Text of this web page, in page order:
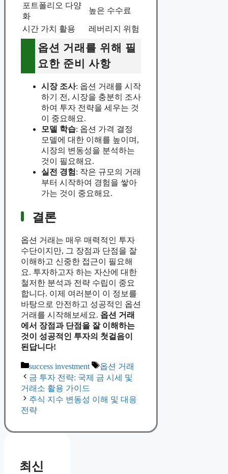
포트폴리오 다양
화
높은 수수료
시간 가치 활용 레버리지 위험
옵션 거래를 위해 필
요한 준비 사항
시장 조사: 옵션 거래를 시작
하기 전, 시장을 충분히 조사
하여 투자 전략을 세우는 것
이 중요해요.
모델 학습: 옵션 가격 결정
모델에 대한 이해를 높이며,
시장의 변동성을 분석하는
것이 필요해요.
실전 경험 : 작은 규모의 거래
부터 시작하여 경험을 쌓아
가는 것이 중요해요.
결론
옵션 거래는 매우 매력적인 투자
수단이지만, 그 장점과 단점을 잘
이해하고 신중한 접근이 필요해
요. 투자하고자 하는 자산에 대한
철저한 분석과 전략 수립이 중요
합니다. 이제 여러분이 이 정보를
바탕으로 안전하고 성공적인 옵션
거래를 시작해보세요. 옵션 거래
에서 장점과 단점을 잘 이해하는
것이 성공적인 투자의 첫걸음이
된답니다!
Categories
success investment Tags
옵션 거래
금 투자 전략: 국제 금 시세 및
거래소 활용 가이드
주식 지수 변동성 이해 및 대응
전략
최신